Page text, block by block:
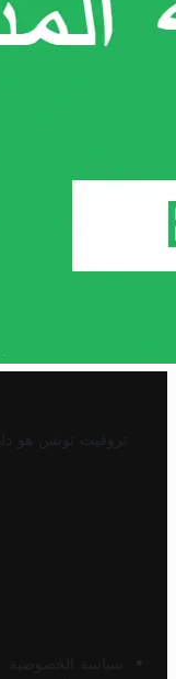
تروفيت تونس هو
سياسة الخصوصية